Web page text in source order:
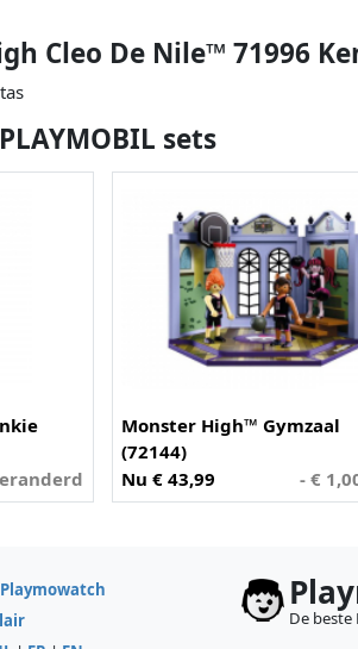
Cleo De Nile™ 71996
sets
Monster High™ Gymzaal
(72144)
Nu € 43,99
- €
De beste